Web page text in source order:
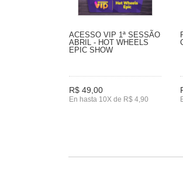
ACESSO VIP 1ª SESSÃO
ABRIL - HOT WHEELS
EPIC SHOW
R$ 49,00
En hasta 10X de R$ 4,90